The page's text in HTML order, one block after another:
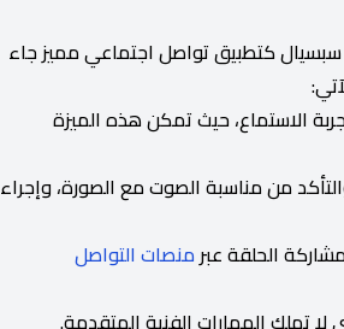
سبسيال كتطبيق تواصل اجتماعي مميز جاء
الاستماع، حيث تمكن هذه الميزة
من مناسبة الصوت مع الصورة، وإجراء
الحلقة عبرمنصات التواصل